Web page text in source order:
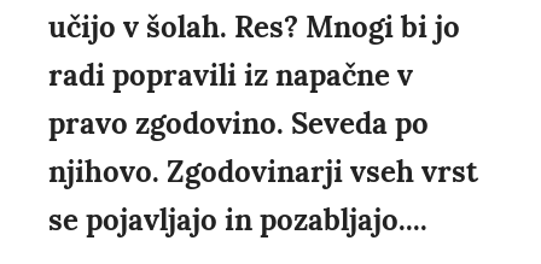
učijo v šolah. Res? Mnogi bi jo
radi popravili iz napačne v
pravo zgodovino. Seveda po
njihovo. Zgodovinarji vseh vrst
se pojavljajo in pozabljajo....